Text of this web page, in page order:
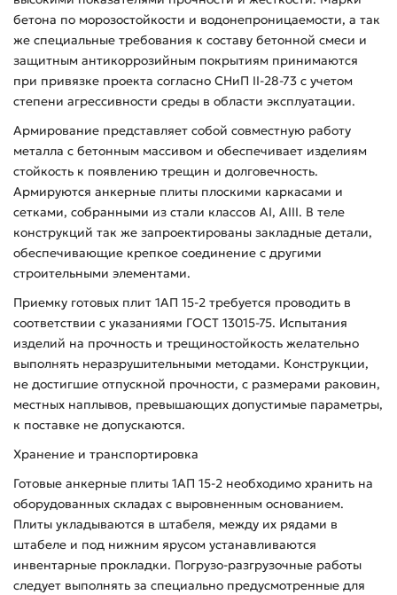
бетона по морозостойкости и водонепроницаемости, а так
же специальные требования к составу бетонной смеси и
защитным антикоррозийным покрытиям принимаются
при привязке проекта согласно СНиП II-28-73 с учетом
степени агрессивности среды в области эксплуатации.
Армирование представляет собой совместную работу
металла с бетонным массивом и обеспечивает изделиям
стойкость к появлению трещин и долговечность.
Армируются анкерные плиты плоскими каркасами и
сетками, собранными из стали классов АI, АIII. В теле
конструкций так же запроектированы закладные детали,
обеспечивающие крепкое соединение с другими
строительными элементами.
Приемку готовых плит 1АП 15-2 требуется проводить в
соответствии с указаниями ГОСТ 13015-75. Испытания
изделий на прочность и трещиностойкость желательно
выполнять неразрушительными методами. Конструкции,
не достигшие отпускной прочности, с размерами раковин,
местных наплывов, превышающих допустимые параметры,
к поставке не допускаются.
Хранение и транспортировка
Готовые анкерные плиты 1АП 15-2 необходимо хранить на
оборудованных складах с выровненным основанием.
Плиты укладываются в штабеля, между их рядами в
штабеле и под нижним ярусом устанавливаются
инвентарные прокладки. Погрузо-разгрузочные работы
следует выполнять за специально предусмотренные для